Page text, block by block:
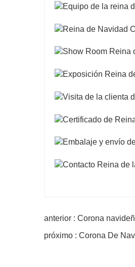
anterior : Corona
próximo : Corona De